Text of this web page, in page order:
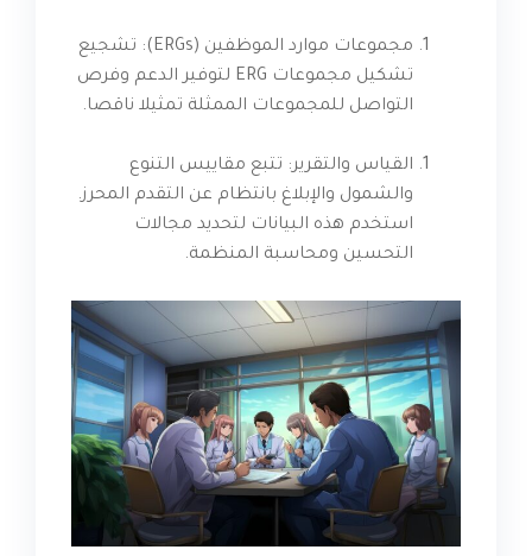
مجموعات موارد الموظفين (ERGs): تشجيع
تشكيل مجموعات ERG لتوفير الدعم وفرص
التواصل للمجموعات الممثلة تمثيلا ناقصا.
القياس والتقرير: تتبع مقاييس التنوع
والشمول والإبلاغ بانتظام عن التقدم المحرز.
استخدم هذه البيانات لتحديد مجالات
التحسين ومحاسبة المنظمة.